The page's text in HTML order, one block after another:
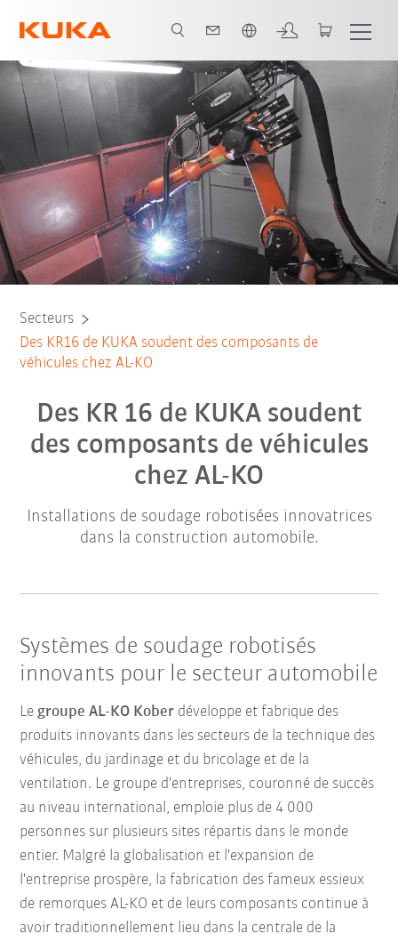
Tous les partenaires du système
Secteurs
Des KR16 de KUKA soudent des composants de
véhicules chez AL-KO
Des KR 16 de KUKA soudent
des composants de véhicules
chez AL-KO
Installations de soudage robotisées innovatrices
dans la construction automobile.
Systèmes de soudage robotisés
innovants pour le secteur automobile
Le groupe AL-KO Kober développe et fabrique des
produits innovants dans les secteurs de la technique des
véhicules, du jardinage et du bricolage et de la
ventilation. Le groupe d'entreprises, couronné de succès
au niveau international, emploie plus de 4 000
personnes sur plusieurs sites répartis dans le monde
entier. Malgré la globalisation et l'expansion de
l'entreprise prospère, la fabrication des fameux essieux
de remorques AL-KO et de leurs composants continue à
avoir traditionnellement lieu dans la centrale de la